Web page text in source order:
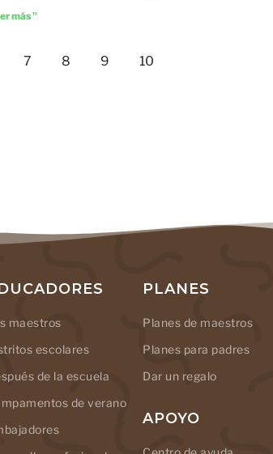
más "
7 8 9 10
maestros
escolares
de la escuela
de verano
PLANES
Planes de maestros
Planes para padres
Dar un regalo
APOYO